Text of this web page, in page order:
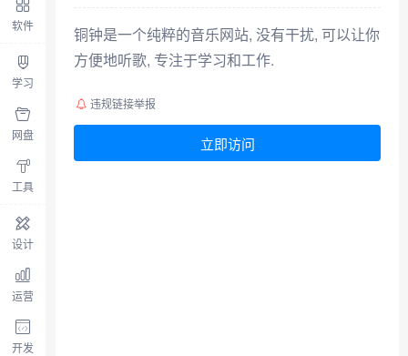
软件
学习
网盘
工具
设计
运营
开发
铜钟是一个纯粹的音乐网站, 没有干扰, 可以让你
方便地听歌, 专注于学习和工作.
违规链接举报
立即访问